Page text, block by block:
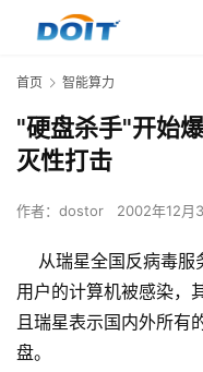
首页 智能算力
"硬盘杀手"开始
灭性打击
作者： dostor 2002年12月
从瑞星全国反病毒服
用户的计算机被感染，
且瑞星表示国内外所有
盘。